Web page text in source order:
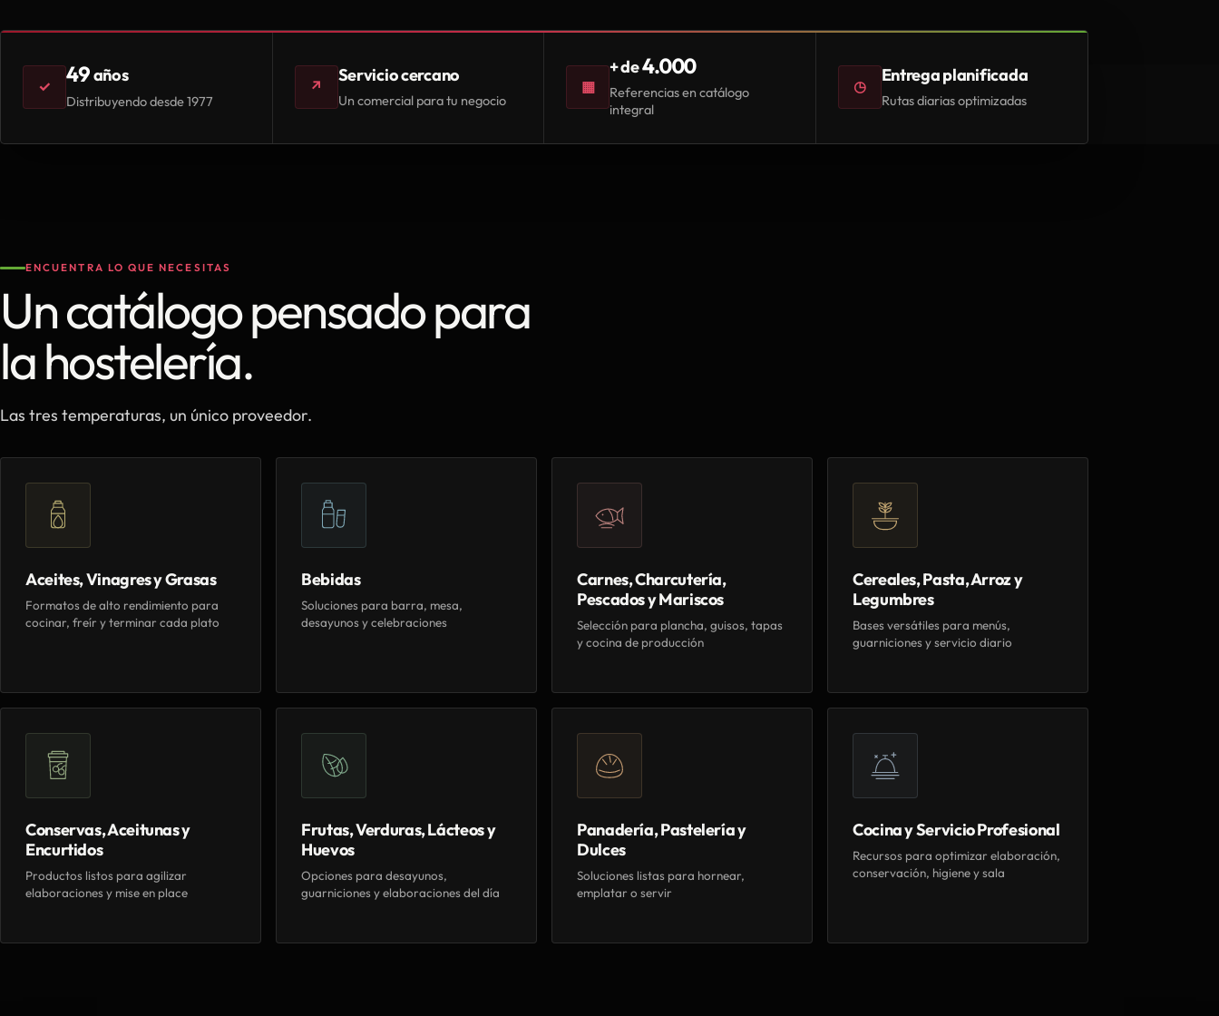
✓ 49años
Distribuyendo desde 1977
↗
Servicio cercano
Un comercial para tu negocio
▦
+ de4.000
Referencias en catálogo
integral
◷
Entrega planificada
Rutas diarias optimizadas
ENCUENTRA LO QUE NECESITAS
Un catálogo pensado para
la hostelería.
Las tres temperaturas, un único proveedor.
Aceites, Vinagres y Grasas
Formatos de alto rendimiento para
cocinar, freír y terminar cada plato
Bebidas
Soluciones para barra, mesa,
desayunos y celebraciones
Carnes, Charcutería,
Pescados y Mariscos
Selección para plancha, guisos, tapas
y cocina de producción
Cereales, Pasta, Arroz y
Legumbres
Bases versátiles para menús,
guarniciones y servicio diario
Conservas, Aceitunas y
Encurtidos
Productos listos para agilizar
elaboraciones y mise en place
Frutas, Verduras, Lácteos y
Huevos
Opciones para desayunos,
guarniciones y elaboraciones del día
Panadería, Pastelería y
Dulces
Soluciones listas para hornear,
emplatar o servir
Cocina y Servicio Profesional
Recursos para optimizar elaboración,
conservación, higiene y sala